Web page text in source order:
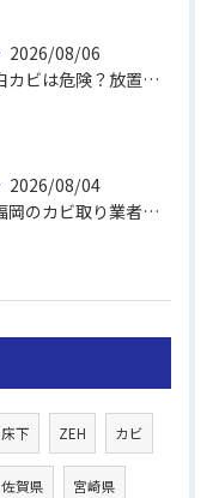
2026/08/06
白カビは危険？放置のリスクと取り方
2026/08/04
福岡のカビ取り業者おすすめの選び方と費用
床下 ZEH カビ
佐賀県 宮崎県